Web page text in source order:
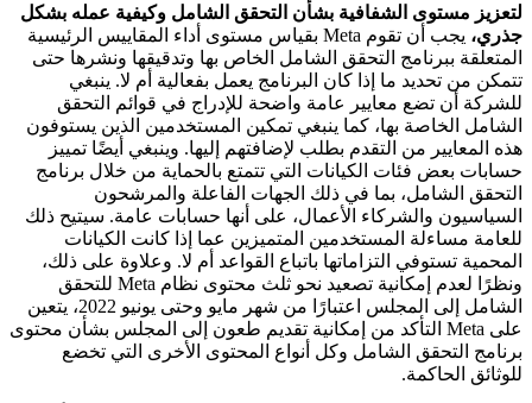
لتعزيز مستوى الشفافية بشأن التحقق الشامل وكيفية عمله بشكل
جذري،
يجب أن تقوم Meta بقياس مستوى أداء المقاييس الرئيسية
المتعلقة ببرنامج التحقق الشامل الخاص بها وتدقيقها ونشرها حتى
تتمكن من تحديد ما إذا كان البرنامج يعمل بفعالية أم لا. ينبغي
للشركة أن تضع معايير عامة واضحة للإدراج في قوائم التحقق
الشامل الخاصة بها، كما ينبغي تمكين المستخدمين الذين يستوفون
هذه المعايير من التقدم بطلب لإضافتهم إليها. وينبغي أيضًا تمييز
حسابات بعض فئات الكيانات التي تتمتع بالحماية من خلال برنامج
التحقق الشامل، بما في ذلك الجهات الفاعلة والمرشحون
السياسيون والشركاء الأعمال، على أنها حسابات عامة. سيتيح ذلك
للعامة مساءلة المستخدمين المتميزين عما إذا كانت الكيانات
المحمية تستوفي التزاماتها باتباع القواعد أم لا. وعلاوة على ذلك،
ونظرًا لعدم إمكانية تصعيد نحو ثلث محتوى نظام Meta للتحقق
الشامل إلى المجلس اعتبارًا من شهر مايو وحتى يونيو 2022، يتعين
على Meta التأكد من إمكانية تقديم طعون إلى المجلس بشأن محتوى
برنامج التحقق الشامل وكل أنواع المحتوى الأخرى التي تخضع
للوثائق الحاكمة.